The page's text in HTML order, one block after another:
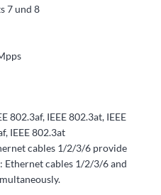
7 und 8
802.3af, IEEE 802.3at, IEEE
IEEE 802.3at
cables 1/2/3/6 provide
Ethernet cables 1/2/3/6 and